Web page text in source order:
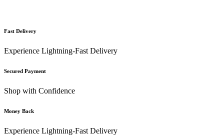
Fast Delivery
Experience Lightning-Fast Delivery
Secured Payment
Shop with Confidence
Money Back
Experience Lightning-Fast Delivery